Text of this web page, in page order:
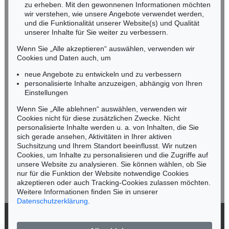
Auktion 524 - Lot 8
ARNULF RAINER
Horizontalgestaltung, 1951
Ergebnis:€ 168.750
Auktion 606 - Lot 6
NORDDEUTSCHLAND
Nico Kassel, M.A.
Tel.: +49 (0)89 55244-164
Mobil: +49 (0)171 8618661
n.kassel@kettererkunst.de
Keine Auktion mehr verpassen!
Wir informieren Sie rechtzeitig.
Jetzt zum Newsletter anmelden >
zu erheben. Mit den gewonnenen Informationen möchten
wir verstehen, wie unsere Angebote verwendet werden,
und die Funktionalität unserer Website(s) und Qualität
unserer Inhalte für Sie weiter zu verbessern.
Wenn Sie „Alle akzeptieren“ auswählen, verwenden wir
Cookies und Daten auch, um
neue Angebote zu entwickeln und zu verbessern
personalisierte Inhalte anzuzeigen, abhängig von Ihren
Einstellungen
Wenn Sie „Alle ablehnen“ auswählen, verwenden wir
Cookies nicht für diese zusätzlichen Zwecke. Nicht
personalisierte Inhalte werden u. a. von Inhalten, die Sie
sich gerade ansehen, Aktivitäten in Ihrer aktiven
Suchsitzung und Ihrem Standort beeinflusst. Wir nutzen
Cookies, um Inhalte zu personalisieren und die Zugriffe auf
unsere Website zu analysieren. Sie können wählen, ob Sie
nur für die Funktion der Website notwendige Cookies
akzeptieren oder auch Tracking-Cookies zulassen möchten.
Weitere Informationen finden Sie in unserer
Datenschutzerklärung